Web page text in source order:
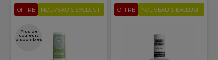
OFFRE NOUVEAU & EXCLUSIF
Plus de
couleurs
disponibles
OFFRE NOUVEAU & EXCLUSIF